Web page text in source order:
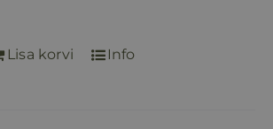
Lisa korvi Info